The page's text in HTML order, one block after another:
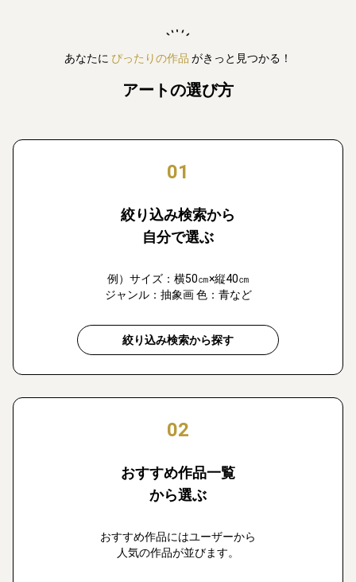
あなたに ぴったりの作品 がきっと見つかる！
アートの選び方
01
絞り込み検索から
自分で選ぶ
例）サイズ：横50㎝×縦40㎝
ジャンル：抽象画 色：青など
絞り込み検索から探す
02
おすすめ作品一覧
から選ぶ
おすすめ作品にはユーザーから
人気の作品が並びます。